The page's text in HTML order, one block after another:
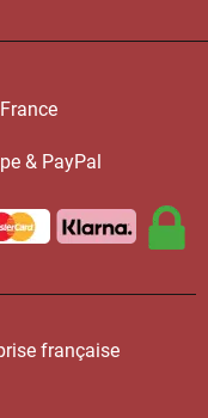
& PayPal
française